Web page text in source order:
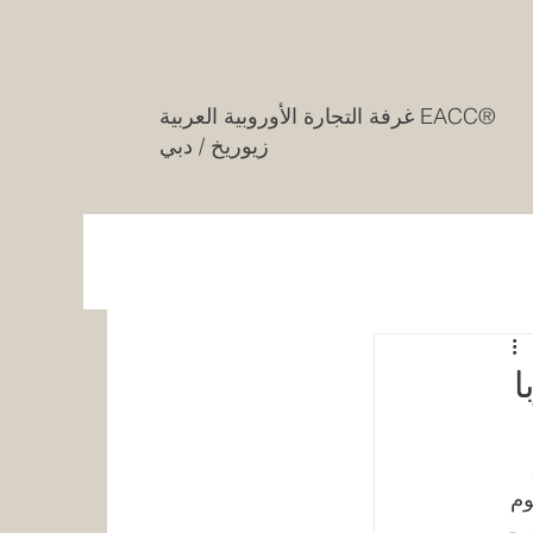
غرفة التجارة الأوروبية العربية EACC®
زيوريخ / دبي